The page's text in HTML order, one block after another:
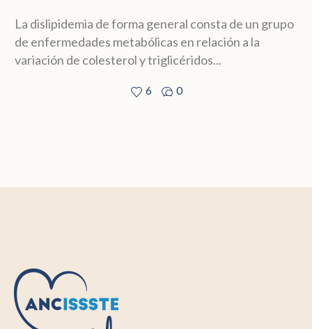
La dislipidemia de forma general consta de un grupo
de enfermedades metabólicas en relación a la
variación de colesterol y triglicéridos...
6 0